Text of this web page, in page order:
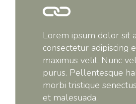
Lorem ipsum dolor sit
consectetur adipiscing
maximus velit. Nunc
purus. Pellentesque
morbi tristique
et malesuada.